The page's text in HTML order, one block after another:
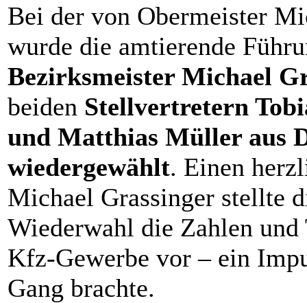
Bei der von Obermeister
wurde die amtierende
Bezirksmeister Michael
beiden Stellvertretern
und Matthias Müller aus
wiedergewählt. Einen
Michael Grassinger stellte
Wiederwahl die Zahlen
Kfz-Gewerbe vor – ein
Gang brachte.